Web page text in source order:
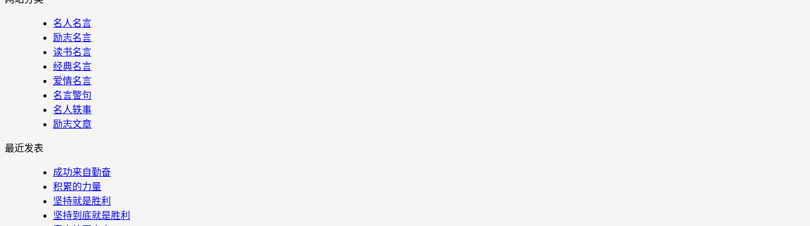
名人名言
励志名言
读书名言
经典名言
爱情名言
名言警句
名人轶事
励志文章
最近发表
成功来自勤奋
积累的力量
坚持就是胜利
坚持到底就是胜利